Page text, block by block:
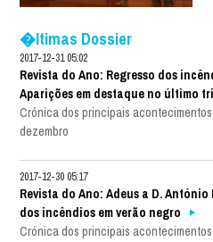
�ltimas Dossier
2017-12-31 05:02
Revista do Ano: Regresso dos
Aparições em destaque no último
Crónica dos principais
dezembro
2017-12-30 05:17
Revista do Ano: Adeus a D.
dos incêndios em verão negro
Crónica dos principais